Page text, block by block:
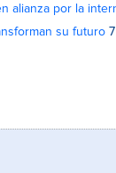
alianza por la
su futuro